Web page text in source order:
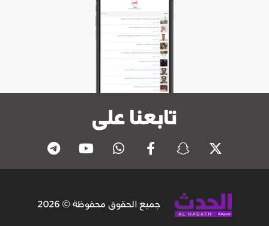
تابعنا على
جميع الحقوق محفوظة © 2026